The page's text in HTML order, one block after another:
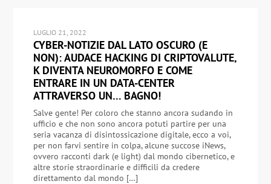
LUGLIO 21, 2022
CYBER-NOTIZIE DAL LATO OSCURO (E
NON): AUDACE HACKING DI CRIPTOVALUTE,
K DIVENTA NEUROMORFO E COME
ENTRARE IN UN DATA-CENTER
ATTRAVERSO UN… BAGNO!
Salve gente! Per coloro che stanno ancora sudando in
ufficio e che non sono ancora potuti partire per una
seria vacanza di disintossicazione digitale, ecco a voi,
per non farvi sentire in colpa, alcune succose iNews,
ovvero racconti dark (e light) dal mondo cibernetico, e
altre storie straordinarie e difficili da credere
direttamento dal mondo […]